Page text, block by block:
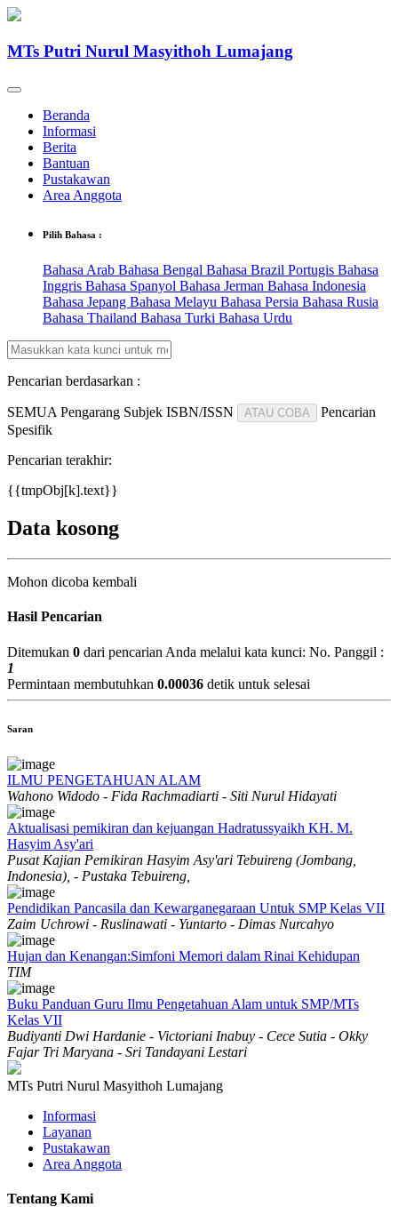
MTs Putri Nurul Masyithoh Lumajang
Beranda
Informasi
Berita
Bantuan
Pustakawan
Area Anggota
Pilih Bahasa :
Bahasa Arab Bahasa Bengal Bahasa Brazil Portugis Bahasa
Inggris Bahasa Spanyol Bahasa Jerman Bahasa Indonesia
Bahasa Jepang Bahasa Melayu Bahasa Persia Bahasa Rusia
Bahasa Thailand Bahasa Turki Bahasa Urdu
Pencarian berdasarkan :
SEMUA Pengarang Subjek ISBN/ISSN ATAU COBA
Pencarian
Spesifik
Pencarian terakhir:
{{tmpObj[k].text}}
Data kosong
Mohon dicoba kembali
Hasil Pencarian
Ditemukan 0 dari pencarian Anda melalui kata kunci: No. Panggil :
1
Permintaan membutuhkan 0.00036 detik untuk selesai
Saran
ILMU PENGETAHUAN ALAM
Wahono Widodo - Fida Rachmadiarti - Siti Nurul Hidayati
Aktualisasi pemikiran dan kejuangan Hadratussyaikh KH. M.
Hasyim Asy'ari
Pusat Kajian Pemikiran Hasyim Asy'ari Tebuireng (Jombang,
Indonesia), - Pustaka Tebuireng,
Pendidikan Pancasila dan Kewarganegaraan Untuk SMP Kelas VII
Zaim Uchrowi - Ruslinawati - Yuntarto - Dimas Nurcahyo
Hujan dan Kenangan:Simfoni Memori dalam Rinai Kehidupan
TIM
Buku Panduan Guru Ilmu Pengetahuan Alam untuk SMP/MTs
Kelas VII
Budiyanti Dwi Hardanie - Victoriani Inabuy - Cece Sutia - Okky
Fajar Tri Maryana - Sri Tandayani Lestari
MTs Putri Nurul Masyithoh Lumajang
Informasi
Layanan
Pustakawan
Area Anggota
Tentang Kami